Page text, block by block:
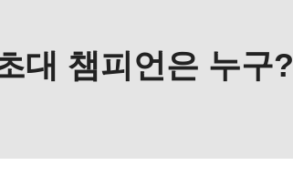
대 챔피언은 누구?